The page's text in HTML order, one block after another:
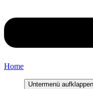
Home
Untermenü aufklappen